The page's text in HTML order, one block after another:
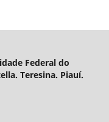
Federal do
Teresina. Piauí.